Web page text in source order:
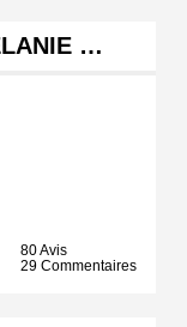
…
80 Avis
29 Commentaires